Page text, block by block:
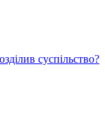
суспільство?